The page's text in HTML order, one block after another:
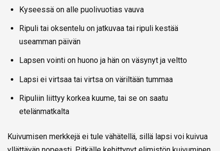
Kyseessä on alle puolivuotias vauva
Ripuli tai oksentelu on jatkuvaa tai ripuli kestää
useamman päivän
Lapsen vointi on huono ja hän on väsynyt ja veltto
Lapsi ei virtsaa tai virtsa on väriltään tummaa
Ripuliin liittyy korkea kuume, tai se on saatu
etelänmatkalta
Kuivumisen merkkejä ei tule vähätellä, sillä lapsi voi kuivua